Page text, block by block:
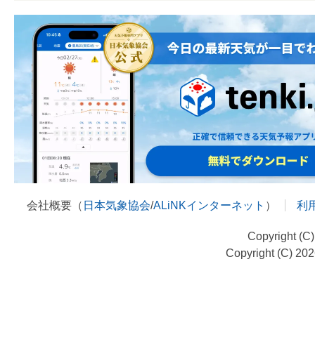
会社概要（ 日本気象協会/ALiNKインターネット ） 利
Copyright
Copyright (C)